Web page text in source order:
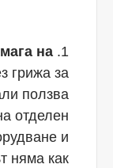
на
грижа за
ползва
отделен
и
няма как